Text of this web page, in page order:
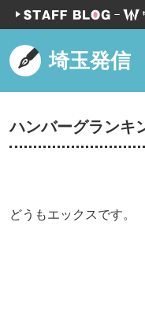
埼玉発信
ハンバーグランキ
どうもエックスです。